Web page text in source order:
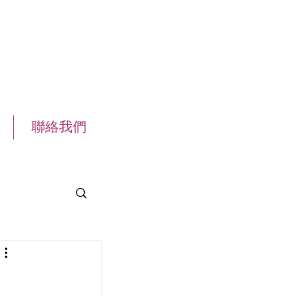
聯絡我們